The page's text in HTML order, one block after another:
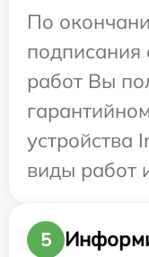
По
работ Вы
устройства
виды работ
5